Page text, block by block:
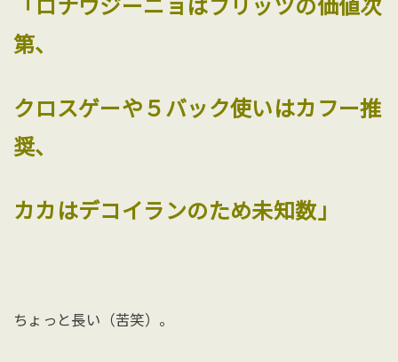
「ロナウジーニョはブリッツの価値次
第、
クロスゲーや５バック使いはカフー推
奨、
カカはデコイランのため未知数」
ちょっと長い（苦笑）。